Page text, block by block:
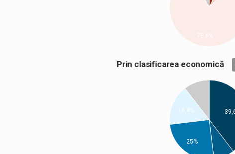
Prin clasificarea economică
16,4%
25%